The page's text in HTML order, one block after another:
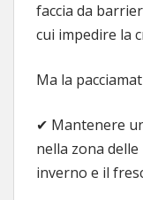
faccia da
cui impedire la
Ma la
✔ Mantenere
nella zona
inverno e il